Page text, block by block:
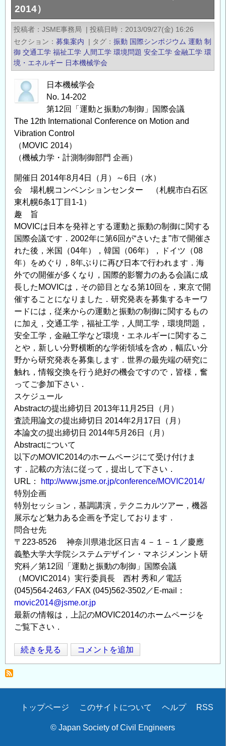
工
学
部
都
市
工
学
科
員
公
募
（計
画
ネ
ジ
メ
ン
ト）
の
2014）
投稿者 JSME事務局 | 投稿日時
2013/09/27(金) 16:26
セクション
募集案内 | タグ 振動 国際シンポジウム 運動 制
御 交通工学 福祉工学 人間工学 環境問題 安全工学 金融工学 環
境・エネルギー 日本機械学会
日本機械学会
No. 14-202
第12回「運動と振動の制御」国際会議
The 12th International Conference on Motion and
Vibration Control
（MOVIC 2014）
（機械力学・計測制御部門 企画）
開催日 2014年8月4日（月）～6日（水）
会 場札幌コンベンションセンター （札幌市白石区
東札幌6条1丁目1-1）
趣 旨
MOVICは日本を発祥とする運動と振動の制御に関する
国際会議です．2002年に第6回が“さいたま”市で開催さ
れた後，米国（04年），韓国（06年），ドイツ（08
年）をめぐり，8年ぶりに再び日本で行われます．海
外での開催が多くなり，国際的影響力のある会議に成
長したMOVICは，その節目となる第10回を，東京で開
催することになりました．研究発表を募集するキーワ
ードには，従来からの運動と振動の制御に関するもの
に加え，交通工学，福祉工学，人間工学，環境問題，
安全工学，金融工学など環境・エネルギーに関するこ
とや，新しい分野横断的な学術領域を含め，幅広い分
野から研究発表を募集します．世界の最先端の研究に
触れ，情報交換を行う絶好の機会ですので，皆様，奮
ってご参加下さい．
スケジュール
Abstractの提出締切日 2013年11月25日（月）
査読用論文の提出締切日 2014年2月17日（月）
本論文の提出締切日 2014年5月26日（月）
Abstractについて
以下のMOVIC2014のホームページにて受け付けま
す．記載の方法に従って，提出して下さい．
URL：
http://www.jsme.or.jp/conference/MOVIC2014/
特別企画
特別セッション，基調講演，テクニカルツアー，機器
展示など魅力ある企画を予定しております．
問合せ先
〒223-8526 神奈川県港北区日吉４－１－１／慶應
義塾大学大学院システムデザイン・マネジメンント研
究科／第12回「運動と振動の制御」国際会議
（MOVIC2014）実行委員長 西村 秀和／電話
(045)564-2463／FAX (045)562-3502／E-mail：
movic2014@jsme.or.jp
最新の情報は，上記のMOVIC2014のホームページを
ご覧下さい．
No.
14-
第
回
続きを見る コメントを追加
Secondary
トップページ このサイトについて ヘルプ RSS
© Japan Society of Civil Engineers